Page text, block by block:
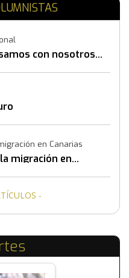
con nosotros
en Canarias
migración en
-